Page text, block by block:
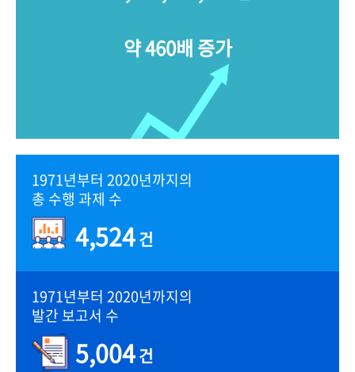
약 460배 증가
1971년부터 2020년까지의
총 수행 과제 수
4,524건
1971년부터 2020년까지의
발간 보고서 수
5,004건